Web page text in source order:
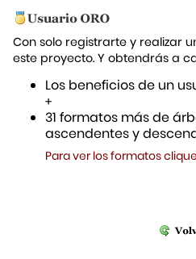
Con solo registrarte y realizar
este proyecto. Y obtendrás a
Los beneficios de un
+
31 formatos más de
ascendentes y
Para ver los formatos